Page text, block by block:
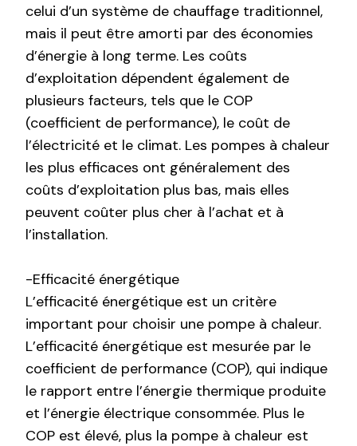
celui d’un système de chauffage traditionnel,
mais il peut être amorti par des économies
d’énergie à long terme. Les coûts
d’exploitation dépendent également de
plusieurs facteurs, tels que le COP
(coefficient de performance), le coût de
l’électricité et le climat. Les pompes à chaleur
les plus efficaces ont généralement des
coûts d’exploitation plus bas, mais elles
peuvent coûter plus cher à l’achat et à
l’installation.
-Efficacité énergétique
L’efficacité énergétique est un critère
important pour choisir une pompe à chaleur.
L’efficacité énergétique est mesurée par le
coefficient de performance (COP), qui indique
le rapport entre l’énergie thermique produite
et l’énergie électrique consommée. Plus le
COP est élevé, plus la pompe à chaleur est